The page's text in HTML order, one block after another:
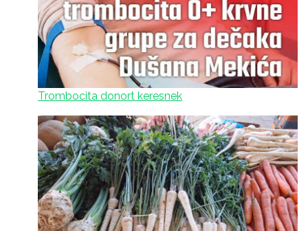
Trombocita donort keresnek